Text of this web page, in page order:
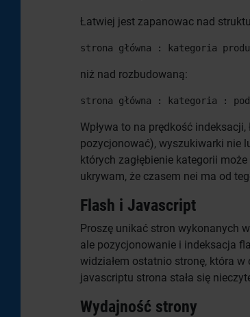
Łatwiej jest zapanowac nad
strona główna : kategoria
niż nad rozbudowaną:
strona główna : kategoria :
Wpływa to na prędkość
pozycjonować), wyszukiwarki nie
których zagłębienie kategorii
ukrywam, że czasem nei ma od
Flash i Javascript
Proszę unikać stron wykonanych
ale pozycjonowanie i indeksacja
widziałem ostatnio stronę, która w
javascriptu strona stała się
Wydajność strony